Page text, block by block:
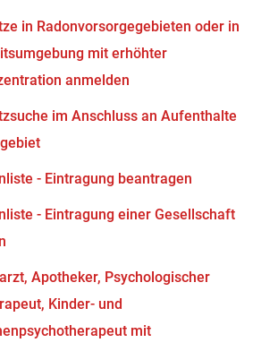
in Radonvorsorgegebieten oder in
mit erhöhter
anmelden
im Anschluss an Aufenthalte
- Eintragung beantragen
- Eintragung einer Gesellschaft
Apotheker, Psychologischer
Kinder- und
mit